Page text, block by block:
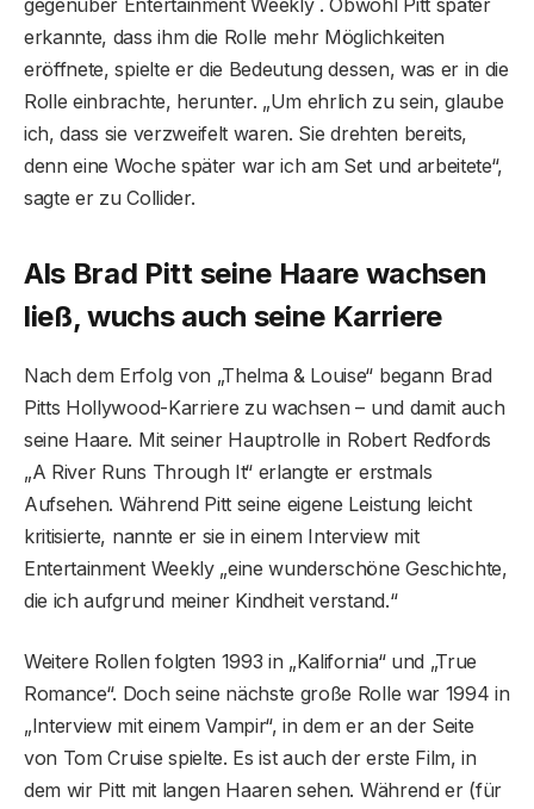
erkannte, dass ihm die Rolle mehr Möglichkeiten
eröffnete, spielte er die Bedeutung dessen, was er in die
Rolle einbrachte, herunter. „Um ehrlich zu sein, glaube
ich, dass sie verzweifelt waren. Sie drehten bereits,
denn eine Woche später war ich am Set und arbeitete“,
sagte er zu Collider.
Als Brad Pitt seine Haare wachsen
ließ, wuchs auch seine Karriere
Nach dem Erfolg von „Thelma & Louise“ begann Brad
Pitts Hollywood-Karriere zu wachsen – und damit auch
seine Haare. Mit seiner Hauptrolle in Robert Redfords
„A River Runs Through It“ erlangte er erstmals
Aufsehen. Während Pitt seine eigene Leistung leicht
kritisierte, nannte er sie in einem Interview mit
Entertainment Weekly „eine wunderschöne Geschichte,
die ich aufgrund meiner Kindheit verstand.“
Weitere Rollen folgten 1993 in „Kalifornia“ und „True
Romance“. Doch seine nächste große Rolle war 1994 in
„Interview mit einem Vampir“, in dem er an der Seite
von Tom Cruise spielte. Es ist auch der erste Film, in
dem wir Pitt mit langen Haaren sehen. Während er (für